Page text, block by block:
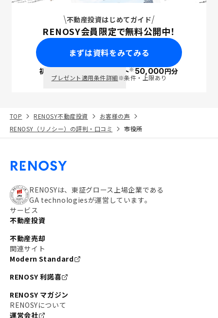
不動産投資はじめてガイド
RENOSY会員限定で無料公開中！
まずは資料をみてみる
初回面談で ポイント※50,000円分
プレゼント適用条件詳細※条件・上限あり
TOP RENOSY不動産投資
お客様の声
RENOSY（リノシー）の評判・口コミ
市役所
RENOSYは、東証グロース上場企業である
GA technologiesが運営しています。
サービス
不動産投資
不動産売却
関連サイト
Modern Standard
RENOSY 利諾喜
RENOSY マガジン
RENOSYについて
運営会社